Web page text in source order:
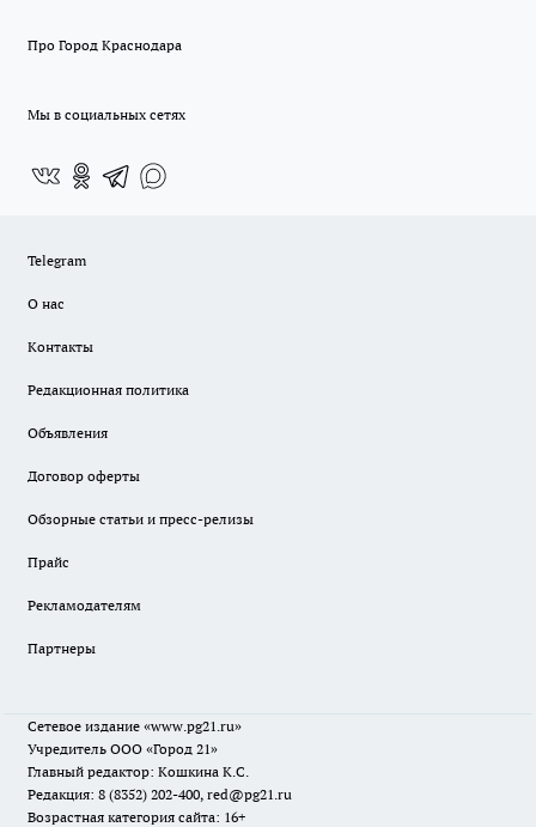
Про Город Краснодара
Мы в социальных сетях
Telegram
О нас
Контакты
Редакционная политика
Объявления
Договор оферты
Обзорные статьи и пресс-релизы
Прайс
Рекламодателям
Партнеры
Сетевое издание «www.pg21.ru»
Учредитель ООО «Город 21»
Главный редактор: Кошкина К.С.
Редакция: 8 (8352) 202-400, red@pg21.ru
Возрастная категория сайта: 16+